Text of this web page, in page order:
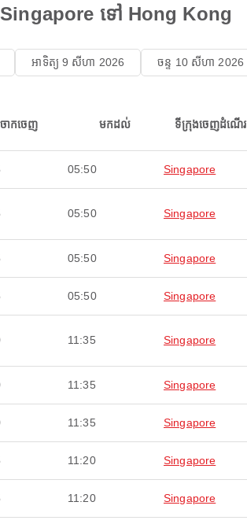
Singapore ទៅ Hong Kong
អាទិត្យ 9 សីហា 2026 ចន្ទ 10 សីហា 2026
ចាកចេញ មកដល់ ទីក្រុងចេញដំណើរ
05:50 Singapore
05:50 Singapore
05:50 Singapore
05:50 Singapore
11:35 Singapore
11:35 Singapore
11:35 Singapore
11:20 Singapore
11:20 Singapore